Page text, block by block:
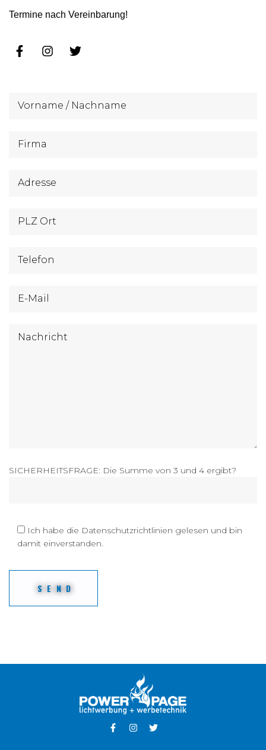
Termine nach Vereinbarung!
SICHERHEITSFRAGE: Die Summe von 3 und 4 ergibt?
Ich habe die Datenschutzrichtlinien gelesen und bin
damit einverstanden.